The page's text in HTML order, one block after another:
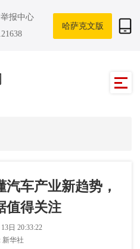
报中心
哈萨克文版
车产业新趋势，
值得关注
日 20:33:22
新华社